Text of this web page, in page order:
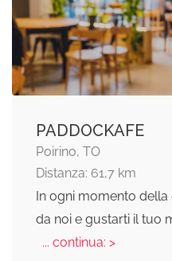
PADDOCKAFE
Poirino, TO
Distanza: 61,7 km
In ogni momento
da noi e gustarti il tuo
... continua: >